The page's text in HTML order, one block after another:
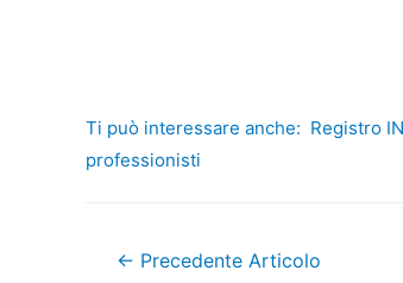
Ti può interessare anche: Registro
professionisti
Navigazione
← Precedente Articolo